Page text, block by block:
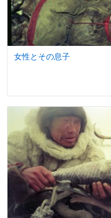
女性とその息子